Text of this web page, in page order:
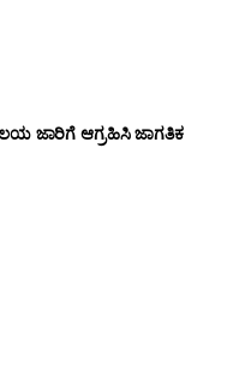
ಜಾರಿಗೆ ಆಗ್ರಹಿಸಿ ಜಾಗತಿಕ